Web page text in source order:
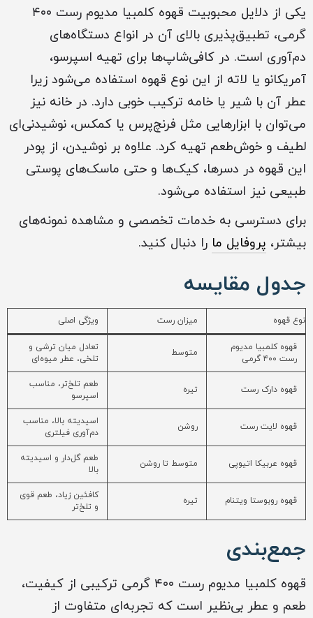
یکی از دلایل محبوبیت قهوه کلمبیا مدیوم رست ۴۰۰
گرمی، تطبیق‌پذیری بالای آن در انواع دستگاه‌های
دم‌آوری است. در کافی‌شاپ‌ها برای تهیه اسپرسو،
آمریکانو یا لاته از این نوع قهوه استفاده می‌شود زیرا
عطر آن با شیر یا خامه ترکیب خوبی دارد. در خانه نیز
می‌توان با ابزارهایی مثل فرنچ‌پرس یا کمکس، نوشیدنی‌ای
لطیف و خوش‌طعم تهیه کرد. علاوه بر نوشیدن، از پودر
این قهوه در دسرها، کیک‌ها و حتی ماسک‌های پوستی
طبیعی نیز استفاده می‌شود.
برای دسترسی به خدمات تخصصی و مشاهده نمونه‌های
بیشتر، پروفایل ما را دنبال کنید.
جدول مقایسه
نوع قهوه میزان رست ویژگی اصلی
قهوه کلمبیا مدیوم
رست ۴۰۰ گرمی
متوسط
تعادل میان ترشی و
تلخی، عطر میوه‌ای
قهوه دارک رست تیره
طعم تلخ‌تر، مناسب
اسپرسو
قهوه لایت رست روشن
اسیدیته بالا، مناسب
دم‌آوری فیلتری
قهوه عربیکا اتیوپی متوسط تا روشن
طعم گل‌دار و اسیدیته
بالا
قهوه روبوستا ویتنام تیره
کافئین زیاد، طعم قوی
و تلخ‌تر
جمع‌بندی
قهوه کلمبیا مدیوم رست ۴۰۰ گرمی ترکیبی از کیفیت،
طعم و عطر بی‌نظیر است که تجربه‌ای متفاوت از